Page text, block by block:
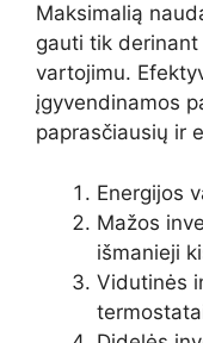
Maksimalią
gauti tik
vartojimu.
įgyvendinamos
paprasčiausių ir
Energijos
Mažos
išmanieji
Vidutinės